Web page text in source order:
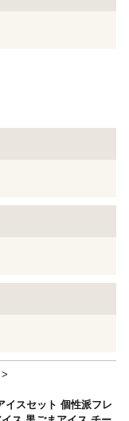
イスセット 個性派フレ